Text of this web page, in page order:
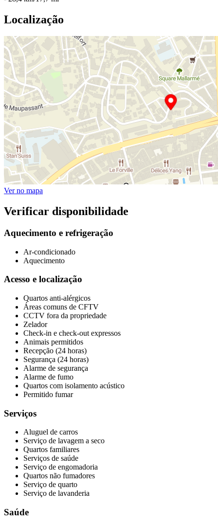
Localização
Ver no mapa
Verificar disponibilidade
Aquecimento e refrigeração
Ar-condicionado
Aquecimento
Acesso e localização
Quartos anti-alérgicos
Áreas comuns de CFTV
CCTV fora da propriedade
Zelador
Check-in e check-out expressos
Animais permitidos
Recepção (24 horas)
Segurança (24 horas)
Alarme de segurança
Alarme de fumo
Quartos com isolamento acústico
Permitido fumar
Serviços
Aluguel de carros
Serviço de lavagem a seco
Quartos familiares
Serviços de saúde
Serviço de engomadoria
Quartos não fumadores
Serviço de quarto
Serviço de lavanderia
Saúde